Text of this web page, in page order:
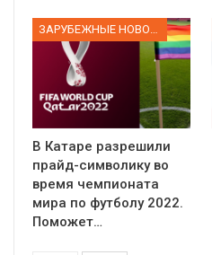
ЗАРУБЕЖНЫЕ НОВОСТИ
В Катаре разрешили
прайд-символику во
время чемпионата
мира по футболу 2022.
Поможет…